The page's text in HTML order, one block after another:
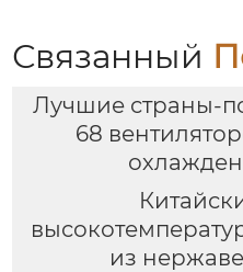
Связанный
Лучшие страны-
68
из